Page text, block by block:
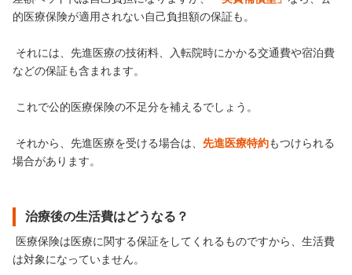
的医療保険が適用されない自己負担額の保証も。
それには、先進医療の技術料、入転院時にかかる交通費や宿泊費
などの保証も含まれます。
これで公的医療保険の不足分を補えるでしょう。
それから、先進医療を受ける場合は、 先進医療特約もつけられる
場合があります。
治療後の生活費はどうなる？
医療保険は医療に関する保証をしてくれるものですから、生活費
は対象になっていません。